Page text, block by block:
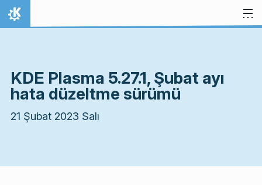
İçeriğe atla
Ana Sayfa
KDE Plasma 5.27.1, Şubat ayı
hata düzeltme sürümü
21 Şubat 2023 Salı